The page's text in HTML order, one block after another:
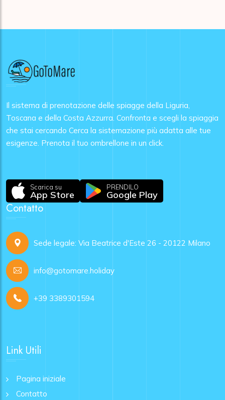
Il sistema di prenotazione delle spiagge della Liguria,
Toscana e della Costa Azzurra. Confronta e scegli la spiaggia
che stai cercando Cerca la sistemazione più adatta alle tue
esigenze. Prenota il tuo ombrellone in un click.
Scarica su
App Store
PRENDILO
Google Play
Contatto
Sede legale: Via Beatrice d'Este 26 - 20122 Milano
info@gotomare.holiday
+39 3389301594
Link Utili
Pagina iniziale
Contatto